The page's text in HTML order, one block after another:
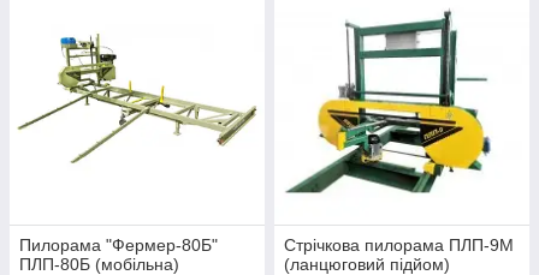
Пилорама "Фермер-80Б"
ПЛП-80Б (мобільна)
Стрічкова пилорама ПЛП-9М
(ланцюговий підйом)